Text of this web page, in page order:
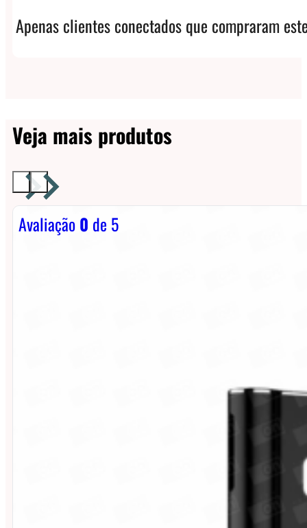
Apenas clientes conectados que compraram
Veja mais produtos
Avaliação0 de 5